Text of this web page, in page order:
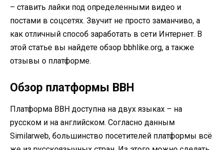
– ставить лайки под определенными видео и
постами в соцсетях. Звучит не просто заманчиво, а
как отличный способ заработать в сети Интернет. В
этой статье вы найдете обзор bbhlike.org, а также
отзывы о платформе.
Обзор платформы BBH
Платформа BBH доступна на двух языках – на
русском и на английском. Согласно данным
Similarweb, большинство посетителей платформы всё